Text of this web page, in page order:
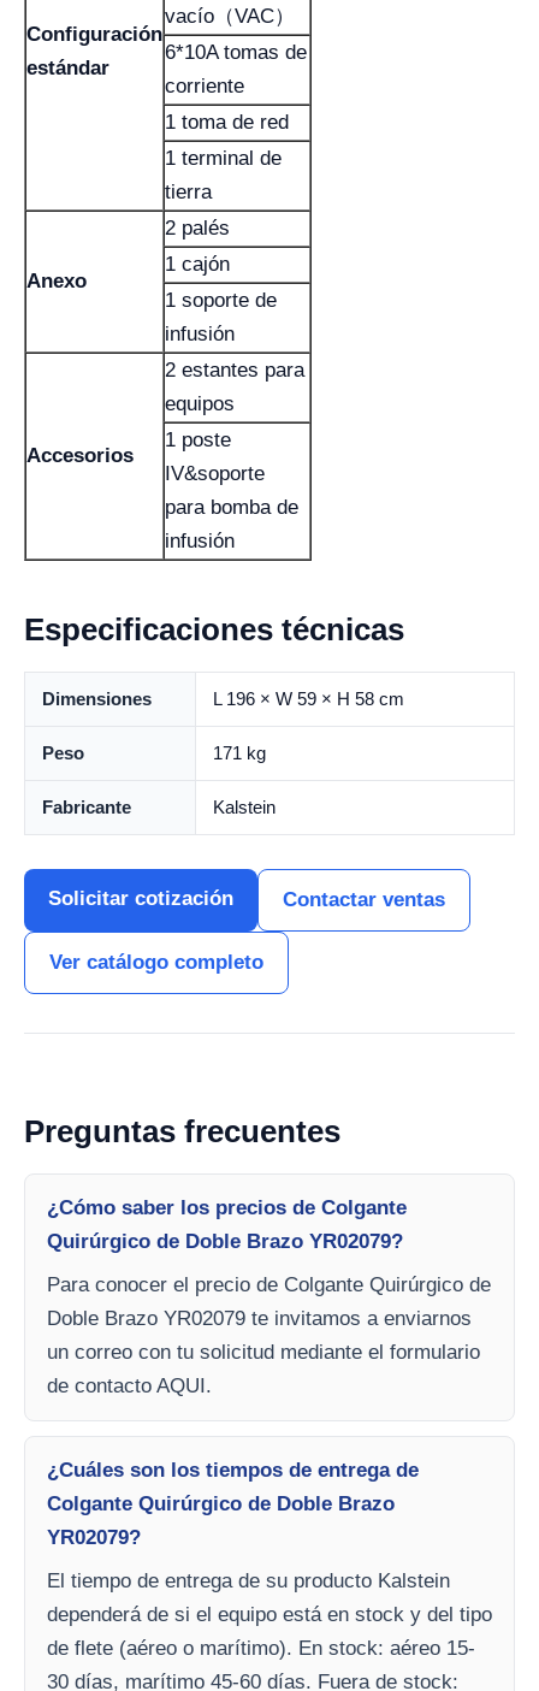
Configuración
estándar
vacío（VAC）
6*10A tomas de
corriente
1 toma de red
1 terminal de
tierra
Anexo
2 palés
1 cajón
1 soporte de
infusión
Accesorios
2 estantes para
equipos
1 poste
IV&soporte
para bomba de
infusión
Especificaciones técnicas
Dimensiones L 196 × W 59 × H 58 cm
Peso 171 kg
Fabricante Kalstein
Solicitar cotización Contactar ventas
Ver catálogo completo
Preguntas frecuentes
¿Cómo saber los precios de Colgante
Quirúrgico de Doble Brazo YR02079?
Para conocer el precio de Colgante Quirúrgico de
Doble Brazo YR02079 te invitamos a enviarnos
un correo con tu solicitud mediante el formulario
de contacto AQUI.
¿Cuáles son los tiempos de entrega de
Colgante Quirúrgico de Doble Brazo
YR02079?
El tiempo de entrega de su producto Kalstein
dependerá de si el equipo está en stock y del tipo
de flete (aéreo o marítimo). En stock: aéreo 15-
30 días, marítimo 45-60 días. Fuera de stock: